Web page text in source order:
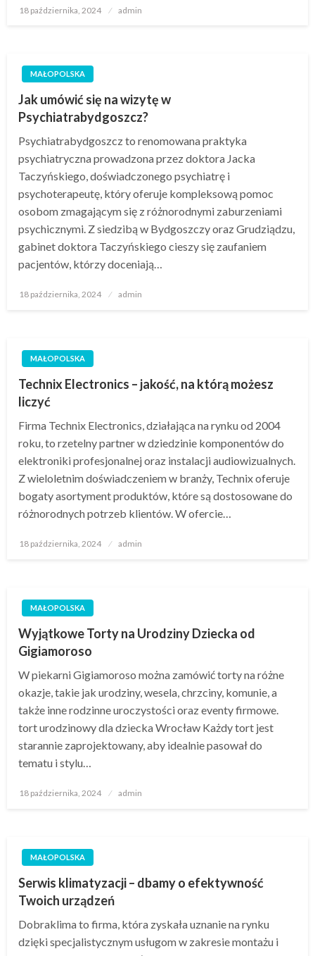
Opublikowane
18 października, 2024 admin
MAŁOPOLSKA
Jak umówić się na wizytę w
Psychiatrabydgoszcz?
Psychiatrabydgoszcz to renomowana praktyka
psychiatryczna prowadzona przez doktora Jacka
Taczyńskiego, doświadczonego psychiatrę i
psychoterapeutę, który oferuje kompleksową pomoc
osobom zmagającym się z różnorodnymi zaburzeniami
psychicznymi. Z siedzibą w Bydgoszczy oraz Grudziądzu,
gabinet doktora Taczyńskiego cieszy się zaufaniem
pacjentów, którzy doceniają…
Opublikowane
18 października, 2024 admin
MAŁOPOLSKA
Technix Electronics – jakość, na którą możesz
liczyć
Firma Technix Electronics, działająca na rynku od 2004
roku, to rzetelny partner w dziedzinie komponentów do
elektroniki profesjonalnej oraz instalacji audiowizualnych.
Z wieloletnim doświadczeniem w branży, Technix oferuje
bogaty asortyment produktów, które są dostosowane do
różnorodnych potrzeb klientów. W ofercie…
Opublikowane
18 października, 2024 admin
MAŁOPOLSKA
Wyjątkowe Torty na Urodziny Dziecka od
Gigiamoroso
W piekarni Gigiamoroso można zamówić torty na różne
okazje, takie jak urodziny, wesela, chrzciny, komunie, a
także inne rodzinne uroczystości oraz eventy firmowe.
tort urodzinowy dla dziecka Wrocław Każdy tort jest
starannie zaprojektowany, aby idealnie pasował do
tematu i stylu…
Opublikowane
18 października, 2024 admin
MAŁOPOLSKA
Serwis klimatyzacji – dbamy o efektywność
Twoich urządzeń
Dobraklima to firma, która zyskała uznanie na rynku
dzięki specjalistycznym usługom w zakresie montażu i